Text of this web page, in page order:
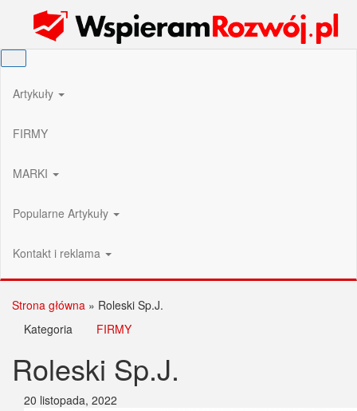
Wspieram Rozwój PL
Artykuły
FIRMY
MARKI
Popularne Artykuły
Kontakt i reklama
Strona główna » Roleski Sp.J.
Kategoria
FIRMY
Roleski Sp.J.
20 listopada, 2022